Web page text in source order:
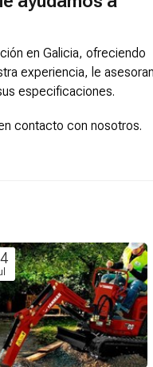
en Galicia, ofreciendo
experiencia, le
especificaciones.
contacto con nosotros.